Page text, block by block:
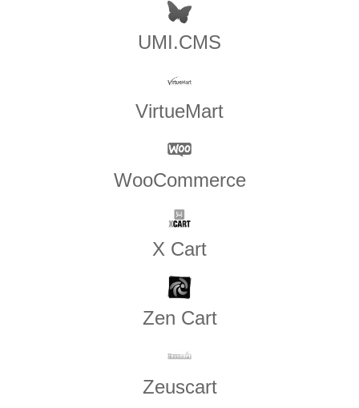
UMI.CMS
VirtueMart
WooCommerce
X Cart
Zen​ ​Cart
Zeuscart